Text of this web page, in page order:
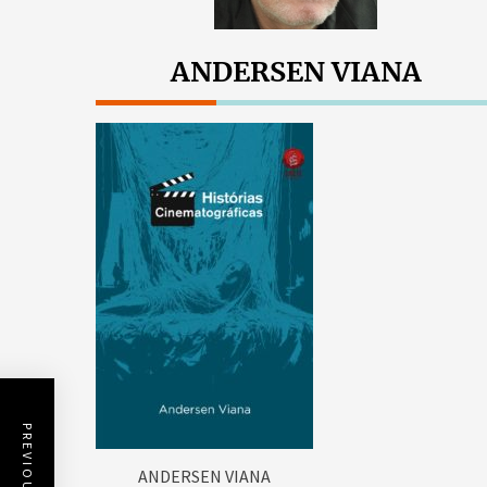
ANDERSEN VIANA
ANDERSEN VIANA